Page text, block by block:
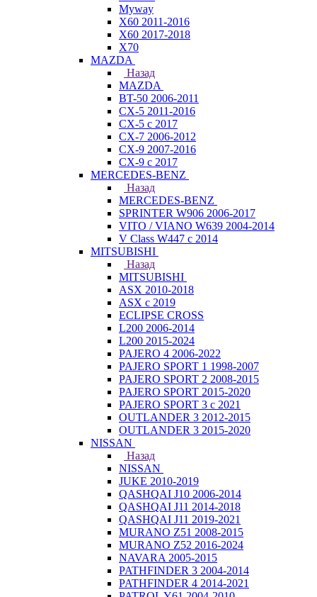
Myway
X60 2011-2016
X60 2017-2018
X70
MAZDA
Назад
MAZDA
BT-50 2006-2011
CX-5 2011-2016
CX-5 с 2017
CX-7 2006-2012
CX-9 2007-2016
CX-9 с 2017
MERCEDES-BENZ
Назад
MERCEDES-BENZ
SPRINTER W906 2006-2017
VITO / VIANO W639 2004-2014
V Class W447 с 2014
MITSUBISHI
Назад
MITSUBISHI
ASX 2010-2018
ASX с 2019
ECLIPSE CROSS
L200 2006-2014
L200 2015-2024
PAJERO 4 2006-2022
PAJERO SPORT 1 1998-2007
PAJERO SPORT 2 2008-2015
PAJERO SPORT 2015-2020
PAJERO SPORT 3 с 2021
OUTLANDER 3 2012-2015
OUTLANDER 3 2015-2020
NISSAN
Назад
NISSAN
JUKE 2010-2019
QASHQAI J10 2006-2014
QASHQAI J11 2014-2018
QASHQAI J11 2019-2021
MURANO Z51 2008-2015
MURANO Z52 2016-2024
NAVARA 2005-2015
PATHFINDER 3 2004-2014
PATHFINDER 4 2014-2021